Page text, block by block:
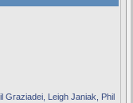
Graziadei, Leigh Janiak, Phil